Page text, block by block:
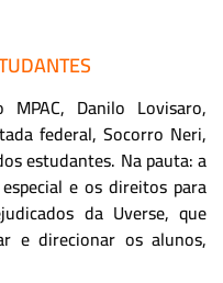
Danilo Lovisaro,
federal, Socorro Neri,
estudantes. Na pauta: a
e os direitos para
da Uverse, que
e direcionar os alunos,